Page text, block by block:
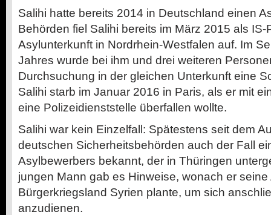
Salihi hatte bereits 2014 in Deutschland einen
Behörden fiel Salihi bereits im März 2015 als
Asylunterkunft in Nordrhein-Westfalen auf. Im
Jahres wurde bei ihm und drei weiteren
Durchsuchung in der gleichen Unterkunft eine
Salihi starb im Januar 2016 in Paris, als er mit
eine Polizeidienststelle überfallen wollte.
Salihi war kein Einzelfall: Spätestens seit dem
deutschen Sicherheitsbehörden auch der Fall
Asylbewerbers bekannt, der in Thüringen
jungen Mann gab es Hinweise, wonach er
Bürgerkriegsland Syrien plante, um sich
anzudienen.